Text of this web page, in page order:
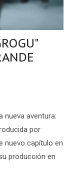
nueva aventura:
por
nuevo capítulo en
producción en